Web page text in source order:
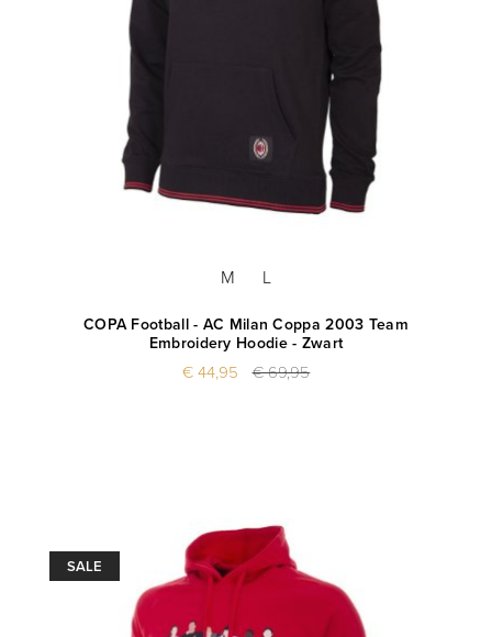
M L
COPA Football - AC Milan Coppa 2003 Team
Embroidery Hoodie - Zwart
€ 44,95 € 69,95
SALE